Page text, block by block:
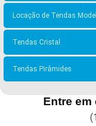
Locação de Tendas
Tendas Cristal
Tendas Pirâmides
Entre